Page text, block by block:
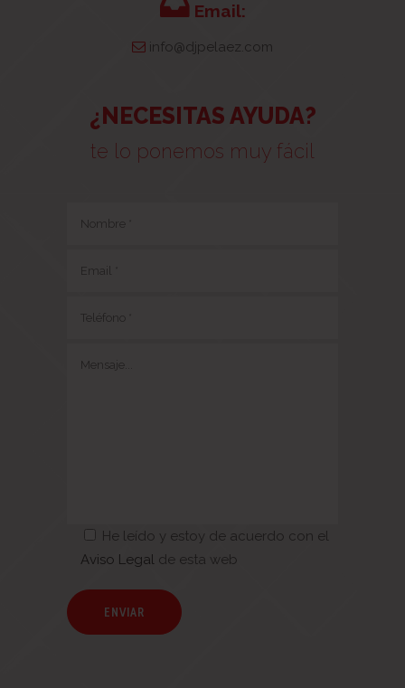
Email:
info@djpelaez.com
¿NECESITAS AYUDA?
te lo ponemos muy fácil
He leído y estoy de acuerdo con el
Aviso Legal de esta web